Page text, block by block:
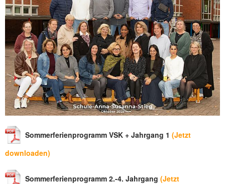
Sommerferienprogramm VSK + Jahrgang 1 (Jetzt
downloaden)
Sommerferienprogramm 2.-4. Jahrgang (Jetzt